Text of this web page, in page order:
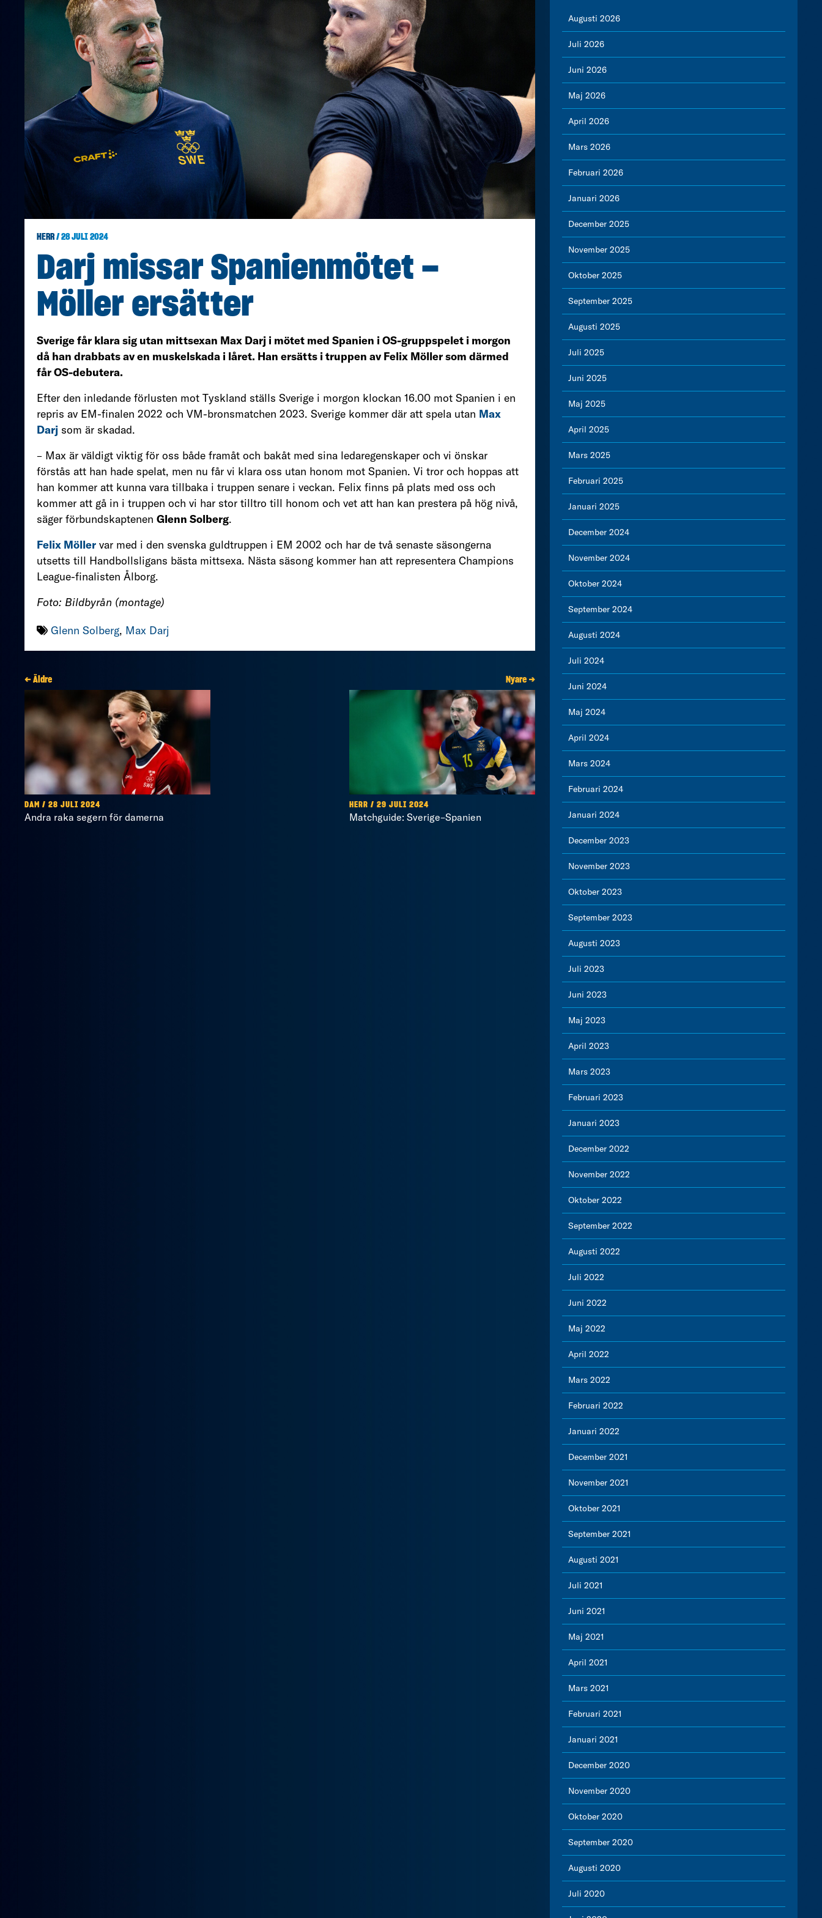
HERR/ 28 JULI 2024
Darj missar Spanienmötet –
Möller ersätter
Sverige får klara sig utan mittsexan Max Darj i mötet med Spanien i OS-gruppspelet i morgon
då han drabbats av en muskelskada i låret. Han ersätts i truppen av Felix Möller som därmed
får OS-debutera.
Efter den inledande förlusten mot Tyskland ställs Sverige i morgon klockan 16.00 mot Spanien i en
repris av EM-finalen 2022 och VM-bronsmatchen 2023. Sverige kommer där att spela utan Max
Darj som är skadad.
– Max är väldigt viktig för oss både framåt och bakåt med sina ledaregenskaper och vi önskar
förstås att han hade spelat, men nu får vi klara oss utan honom mot Spanien. Vi tror och hoppas att
han kommer att kunna vara tillbaka i truppen senare i veckan. Felix finns på plats med oss och
kommer att gå in i truppen och vi har stor tilltro till honom och vet att han kan prestera på hög nivå,
säger förbundskaptenen Glenn Solberg.
Felix Möller var med i den svenska guldtruppen i EM 2002 och har de två senaste säsongerna
utsetts till Handbollsligans bästa mittsexa. Nästa säsong kommer han att representera Champions
League-finalisten Ålborg.
Foto: Bildbyrån (montage)
Glenn Solberg, Max Darj
← Äldre
DAM / 28 JULI 2024
Andra raka segern för damerna
Nyare →
HERR / 29 JULI 2024
Matchguide: Sverige–Spanien
Augusti 2026
Juli 2026
Juni 2026
Maj 2026
April 2026
Mars 2026
Februari 2026
Januari 2026
December 2025
November 2025
Oktober 2025
September 2025
Augusti 2025
Juli 2025
Juni 2025
Maj 2025
April 2025
Mars 2025
Februari 2025
Januari 2025
December 2024
November 2024
Oktober 2024
September 2024
Augusti 2024
Juli 2024
Juni 2024
Maj 2024
April 2024
Mars 2024
Februari 2024
Januari 2024
December 2023
November 2023
Oktober 2023
September 2023
Augusti 2023
Juli 2023
Juni 2023
Maj 2023
April 2023
Mars 2023
Februari 2023
Januari 2023
December 2022
November 2022
Oktober 2022
September 2022
Augusti 2022
Juli 2022
Juni 2022
Maj 2022
April 2022
Mars 2022
Februari 2022
Januari 2022
December 2021
November 2021
Oktober 2021
September 2021
Augusti 2021
Juli 2021
Juni 2021
Maj 2021
April 2021
Mars 2021
Februari 2021
Januari 2021
December 2020
November 2020
Oktober 2020
September 2020
Augusti 2020
Juli 2020